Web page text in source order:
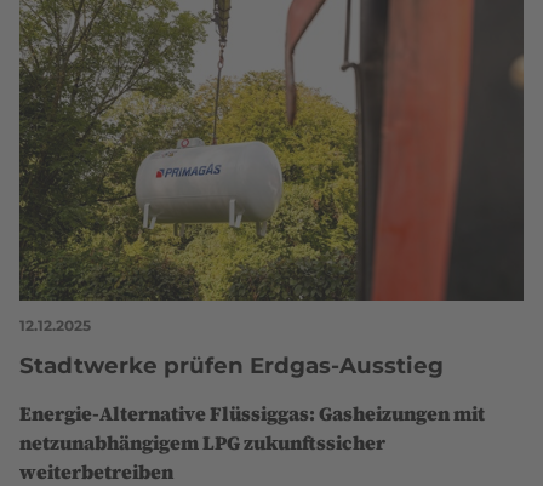
12.12.2025
Stadtwerke prüfen Erdgas-Ausstieg
Energie-Alternative Flüssiggas: Gasheizungen mit
netzunabhängigem LPG zukunftssicher
weiterbetreiben